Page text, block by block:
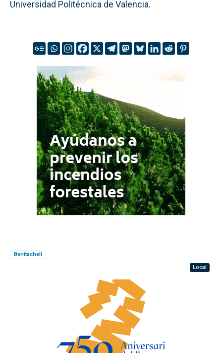
Universidad Politécnica de Valencia.
Benitachell
Local